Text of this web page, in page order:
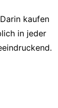
kaufen
in jeder